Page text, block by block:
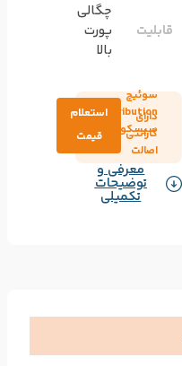
قابلیت
چگالی
پورت
بالا
سوئیچ
Distribution
سیسکو
دارای
گارانتی
اصالت
کالا
استعلام
قیمت
معرفی و
توضیحات
تکمیلی